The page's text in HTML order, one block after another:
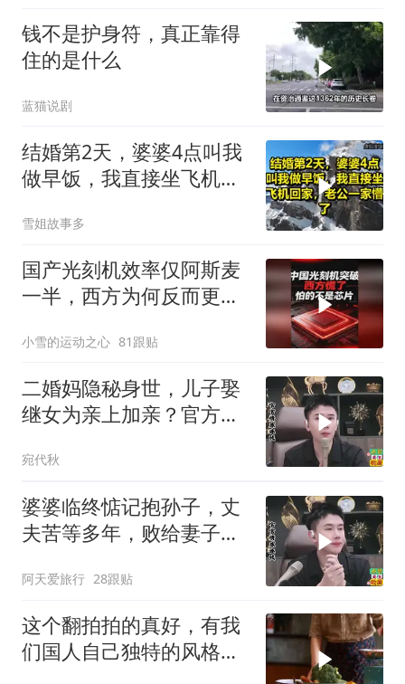
钱不是护身符，真正靠得
住的是什么
蓝猫说剧
结婚第2天，婆婆4点叫我
做早饭，我直接坐飞机回
雪姐故事多
国产光刻机效率仅阿斯麦
一半，西方为何反而更
小雪的运动之心 81跟贴
二婚妈隐秘身世，儿子娶
继女为亲上加亲？官方怒
宛代秋
婆婆临终惦记抱孙子，丈
夫苦等多年，败给妻子的
阿天爱旅行 28跟贴
这个翻拍拍的真好，有我
们国人自己独特的风格魅